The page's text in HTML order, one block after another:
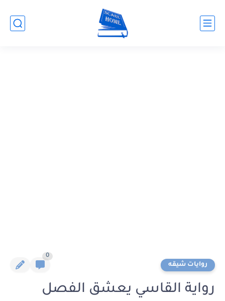
روايات شيقه
0
رواية القاسي يعشق الفصل